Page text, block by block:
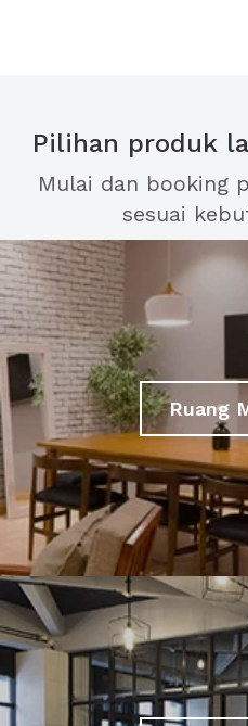
Pilihan produk
Mulai dan booking
sesuai
Ruang